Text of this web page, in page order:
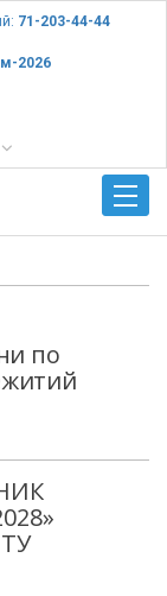
71-203-44-44
2026
по